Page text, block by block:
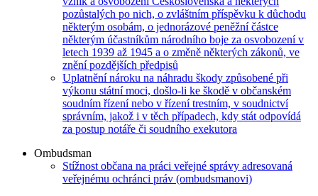
pozůstalých po nich, o zvláštním příspěvku k důchodu
některým osobám, o jednorázové peněžní částce
některým účastníkům národního boje za osvobození v
letech 1939 až 1945 a o změně některých zákonů, ve
znění pozdějších předpisů
Uplatnění nároku na náhradu škody způsobené při
výkonu státní moci, došlo-li ke škodě v občanském
soudním řízení nebo v řízení trestním, v soudnictví
správním, jakož i v těch případech, kdy stát odpovídá
za postup notáře či soudního exekutora
Ombudsman
Stížnost občana na práci veřejné správy adresovaná
veřejnému ochránci práv (ombudsmanovi)